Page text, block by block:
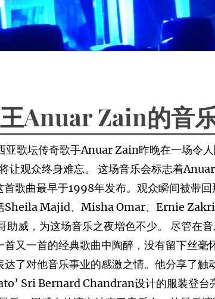
Anuar Zain的音
歌坛传奇歌手Anuar Zain昨晚在一场令
观众终身难忘。 这场音乐会标志着
歌曲最早于1998年发布。观众瞬间被带
Sheila Majid、Misha Omar、Ernie
威，为这场音乐之夜增色不少。 尽管在
又一首的经典歌曲中陶醉，没有留下丝
了对他音乐事业的感激之情。他分享了
Sri Bernard Chandran设计的服装登台